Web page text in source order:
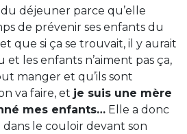
du déjeuner parce qu’elle
de prévenir ses enfants du
que si ça se trouvait, il y aurait
et les enfants n’aiment pas ça,
manger et qu’ils sont
va faire, et je suis une mère
mes enfants… Elle a donc
le couloir devant son